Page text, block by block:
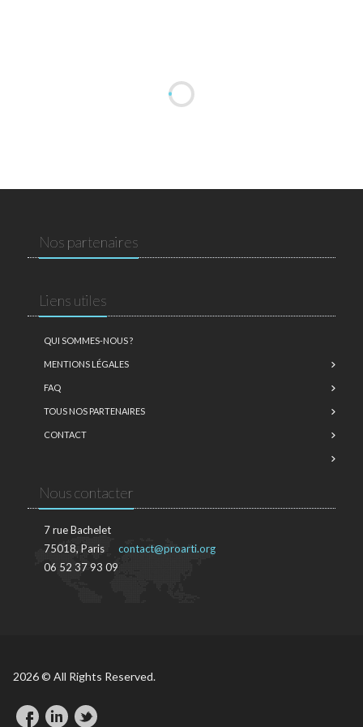
Nos partenaires
Liens utiles
QUI SOMMES-NOUS ?
MENTIONS LÉGALES
FAQ
TOUS NOS PARTENAIRES
CONTACT
Nous contacter
7 rue Bachelet
75018, Paris
06 52 37 93 09
contact@proarti.org
2026 © All Rights Reserved.